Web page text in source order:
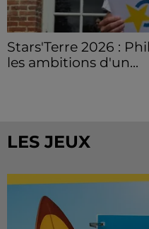
Stars'Terre 2026 :
les ambitions d'un...
LES JEUX